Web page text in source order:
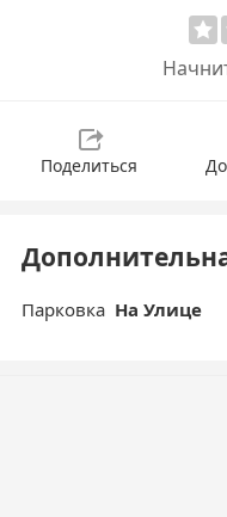
Поделиться
Парковка На Улице